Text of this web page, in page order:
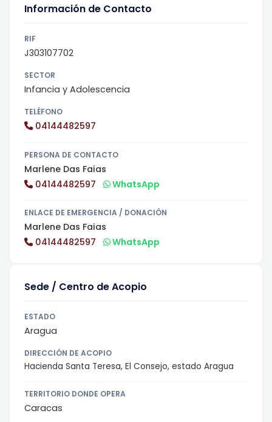
Información de Contacto
RIF
J303107702
SECTOR
Infancia y Adolescencia
TELÉFONO
04144482597
PERSONA DE CONTACTO
Marlene Das Faias
04144482597
WhatsApp
ENLACE DE EMERGENCIA / DONACIÓN
Marlene Das Faias
04144482597
WhatsApp
Sede / Centro de Acopio
ESTADO
Aragua
DIRECCIÓN DE ACOPIO
Hacienda Santa Teresa, El Consejo, estado Aragua
TERRITORIO DONDE OPERA
Caracas